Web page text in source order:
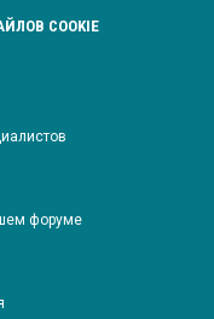
COOKIE
форуме